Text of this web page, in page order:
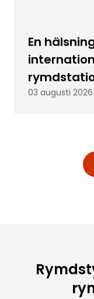
En
03 augusti 2026